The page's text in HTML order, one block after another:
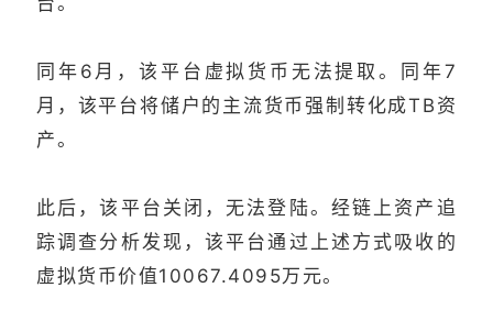
同年6月，该平台虚拟货币无法提取。同年7
月，该平台将储户的主流货币强制转化成TB资
产。
此后，该平台关闭，无法登陆。经链上资产追
踪调查分析发现，该平台通过上述方式吸收的
虚拟货币价值10067.4095万元。